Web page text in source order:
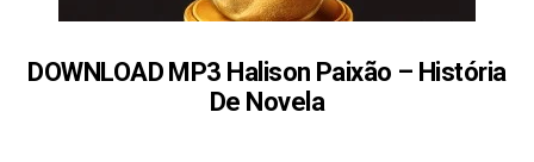
DOWNLOAD MP3 Halison Paixão – História
De Novela